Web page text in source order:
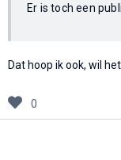
Er is toch een
Dat hoop ik ook, wil
0